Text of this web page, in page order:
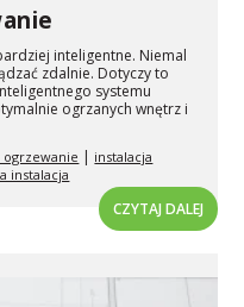
inteligentne. Niemal
zdalnie. Dotyczy to
systemu
ogrzanych wnętrz i
| instalacja
instalacja
CZYTAJ DALEJ